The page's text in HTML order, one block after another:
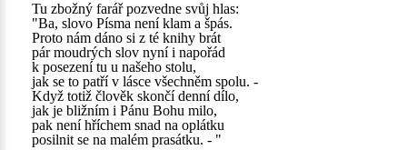
Tu zbožný farář pozvedne svůj hlas:
"Ba, slovo Písma není klam a špás.
Proto nám dáno si z té knihy brát
pár moudrých slov nyní i napořád
k posezení tu u našeho stolu,
jak se to patří v lásce všechněm spolu. -
Když totiž člověk skončí denní dílo,
jak je bližním i Pánu Bohu milo,
pak není hříchem snad na oplátku
posilnit se na malém prasátku. - "